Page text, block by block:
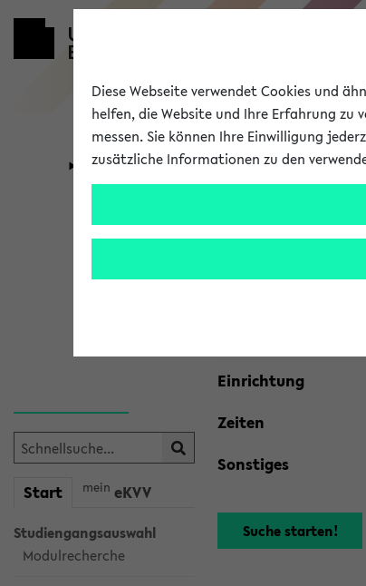
Universität Forschung
Start mein eKVV
Studiengangsauswahl
Modulrecherche
Ihre Suchkriterien:
Einrichtung
Zeiten
Sonstiges
Diese Webseite verwendet Cookies und
helfen, die Website und Ihre Erfahrung zu
messen. Sie können Ihre Einwilligung
zusätzliche Informationen zu den